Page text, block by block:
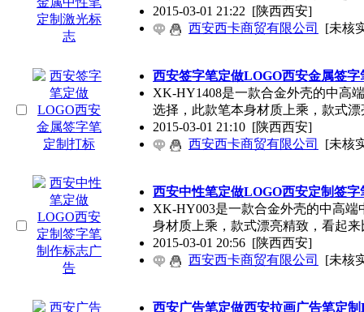
2015-03-01 21:22 [陕西西安]
西安西卡商贸有限公司
[未核
西安签字笔定做LOGO西安金属签字
XK-HY1408是一款合金外壳的中高
选择，此款笔本身材质上乘，款式漂
2015-03-01 21:10 [陕西西安]
西安西卡商贸有限公司
[未核
西安中性笔定做LOGO西安定制签字
XK-HY003是一款合金外壳的中高
身材质上乘，款式漂亮精致，看起来
2015-03-01 20:56 [陕西西安]
西安西卡商贸有限公司
[未核
西安广告笔定做西安拉画广告笔定